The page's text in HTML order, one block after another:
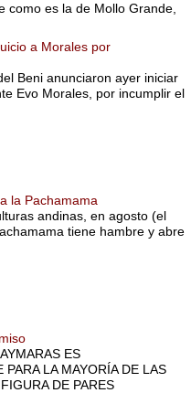
como es la de Mollo Grande,
a Morales por
Beni anunciaron ayer iniciar
Evo Morales, por incumplir el
la Pachamama
andinas, en agosto (el
tiene hambre y abre
ES
LA MAYORÍA DE LAS
DE PARES